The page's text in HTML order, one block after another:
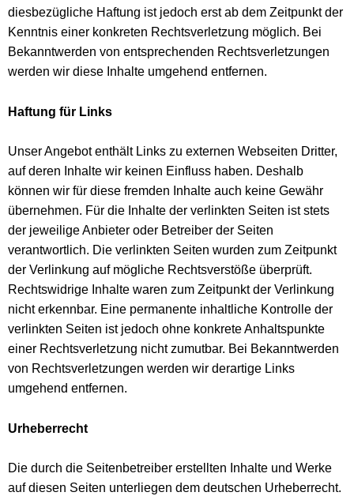
diesbezügliche Haftung ist jedoch erst ab dem Zeitpunkt der
Kenntnis einer konkreten Rechtsverletzung möglich. Bei
Bekanntwerden von entsprechenden Rechtsverletzungen
werden wir diese Inhalte umgehend entfernen.
Haftung für Links
Unser Angebot enthält Links zu externen Webseiten Dritter,
auf deren Inhalte wir keinen Einfluss haben. Deshalb
können wir für diese fremden Inhalte auch keine Gewähr
übernehmen. Für die Inhalte der verlinkten Seiten ist stets
der jeweilige Anbieter oder Betreiber der Seiten
verantwortlich. Die verlinkten Seiten wurden zum Zeitpunkt
der Verlinkung auf mögliche Rechtsverstöße überprüft.
Rechtswidrige Inhalte waren zum Zeitpunkt der Verlinkung
nicht erkennbar. Eine permanente inhaltliche Kontrolle der
verlinkten Seiten ist jedoch ohne konkrete Anhaltspunkte
einer Rechtsverletzung nicht zumutbar. Bei Bekanntwerden
von Rechtsverletzungen werden wir derartige Links
umgehend entfernen.
Urheberrecht
Die durch die Seitenbetreiber erstellten Inhalte und Werke
auf diesen Seiten unterliegen dem deutschen Urheberrecht.